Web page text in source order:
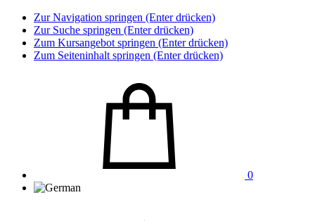
Zur Navigation springen (Enter drücken)
Zur Suche springen (Enter drücken)
Zum Kursangebot springen (Enter drücken)
Zum Seiteninhalt springen (Enter drücken)
0